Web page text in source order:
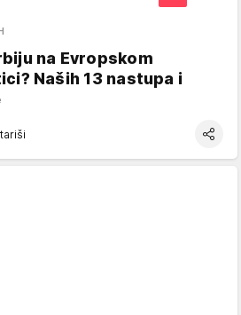
na Evropskom
Naših 13 nastupa i